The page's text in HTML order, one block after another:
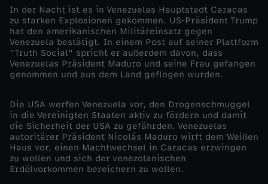
U
S
A
g
r
e
In der Nacht ist es in Venezuelas Hauptstadt Caracas
zu starken Explosionen gekommen. US-Präsident Trump
hat den amerikanischen Militäreinsatz gegen
Venezuela bestätigt. In einem Post auf seiner Plattform
"Truth Social" spricht er außerdem davon, dass
Venezuelas Präsident Maduro und seine Frau gefangen
genommen und aus dem Land geflogen wurden.
Die USA werfen Venezuela vor, den Drogenschmuggel
in die Vereinigten Staaten aktiv zu fördern und damit
die Sicherheit der USA zu gefährden. Venezuelas
autoritärer Präsident Nicolás Maduro wirft dem Weißen
Haus vor, einen Machtwechsel in Caracas erzwingen
zu wollen und sich der venezolanischen
Erdölvorkommen bereichern zu wollen.